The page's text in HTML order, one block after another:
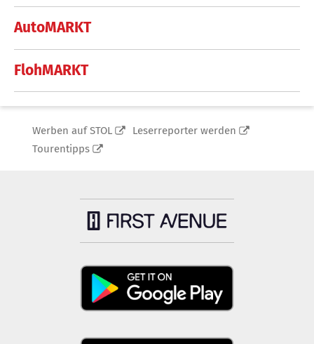
AutoMARKT
FlohMARKT
Werben auf STOL
Leserreporter werden
Tourentipps